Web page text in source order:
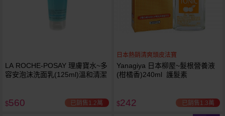
LA ROCHE-POSAY 理膚寶水~多
容安泡沫洗面乳(125ml)溫和清潔
$560 已銷售1.2萬
日本熱銷清爽頭皮法寶
Yanagiya 日本柳屋~髮根營養液
(柑橘香)240ml 護髮素
$242 已銷售1.3萬